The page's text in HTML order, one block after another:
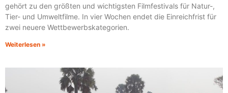
gehört zu den größten und wichtigsten Filmfestivals für Natur-,
Tier- und Umweltfilme. In vier Wochen endet die Einreichfrist für
zwei neuere Wettbewerbskategorien.
Weiterlesen »